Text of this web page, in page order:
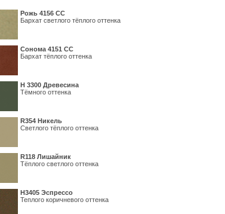
Рожь 4156 СС
Бархат светлого тёплого оттенка
Сонома 4151 СС
Бархат тёплого оттенка
H 3300 Древесина
Тёмного оттенка
R354 Никель
Светлого тёплого оттенка
R118 Лишайник
Тёплого светлого оттенка
Н3405 Эспрессо
Теплого коричневого оттенка